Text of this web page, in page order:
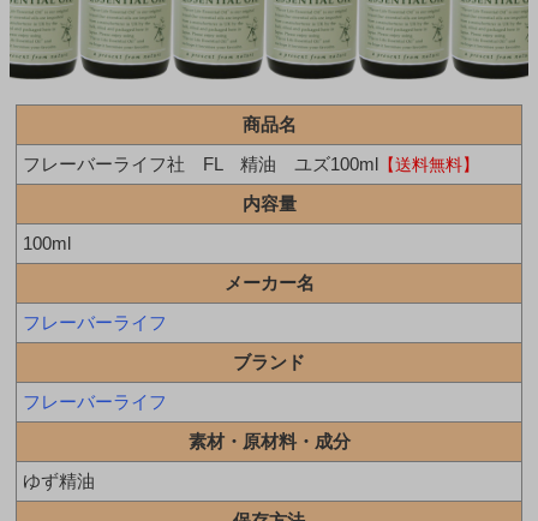
商品名
フレーバーライフ社 FL 精油 ユズ100ml 【送料無料】
内容量
100ml
メーカー名
フレーバーライフ
ブランド
フレーバーライフ
素材・原材料・成分
ゆず精油